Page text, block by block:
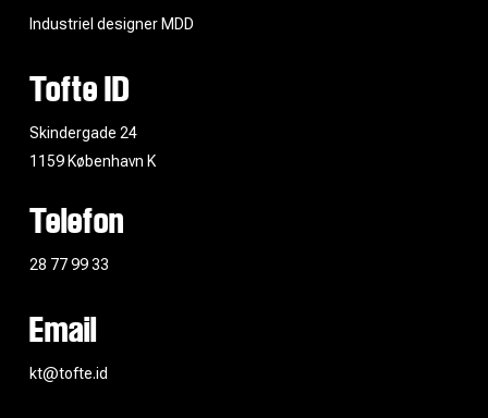
Industriel designer MDD
Tofte ID
Skindergade 24
1159 København K
Telefon
28 77 99 33
Email
kt@tofte.id